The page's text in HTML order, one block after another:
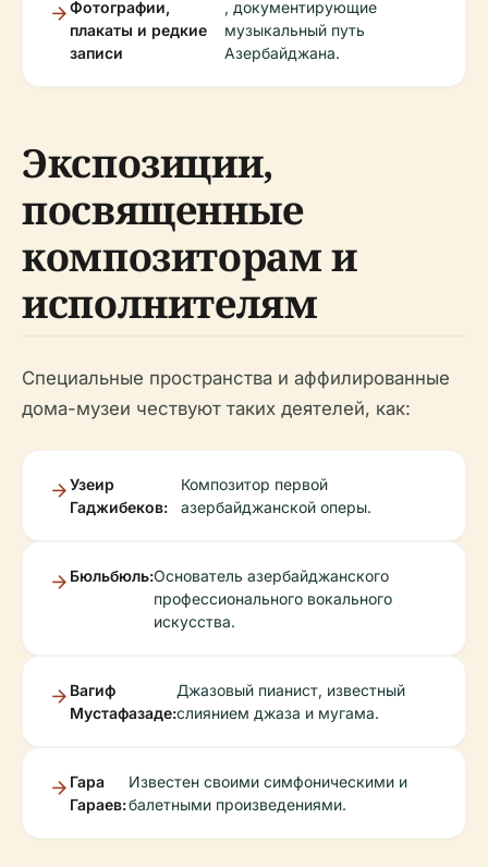
Фотографии,
плакаты и редкие
записи
, документирующие
музыкальный путь
Азербайджана.
Экспозиции,
посвященные
композиторам и
исполнителям
Специальные пространства и аффилированные
дома-музеи чествуют таких деятелей, как:
Узеир
Гаджибеков:
Композитор первой
азербайджанской оперы.
Бюльбюль:Основатель азербайджанского
профессионального вокального
искусства.
Вагиф
Мустафазаде:
Джазовый пианист, известный
слиянием джаза и мугама.
Гара
Гараев:
Известен своими симфоническими и
балетными произведениями.